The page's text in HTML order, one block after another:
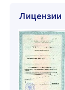
Лицензии